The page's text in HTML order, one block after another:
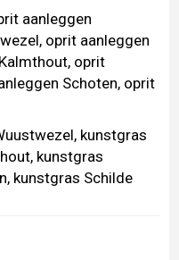
aanleggen
, oprit aanleggen
, oprit
Schoten, oprit
, kunstgras
, kunstgras
, kunstgras Schilde